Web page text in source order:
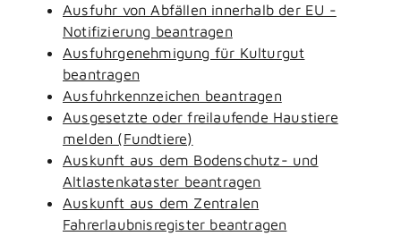
Ausfuhr von Abfällen innerhalb der EU -
Notifizierung beantragen
Ausfuhrgenehmigung für Kulturgut
beantragen
Ausfuhrkennzeichen beantragen
Ausgesetzte oder freilaufende Haustiere
melden (Fundtiere)
Auskunft aus dem Bodenschutz- und
Altlastenkataster beantragen
Auskunft aus dem Zentralen
Fahrerlaubnisregister beantragen